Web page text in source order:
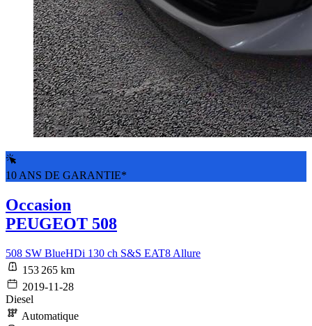
10 ANS DE GARANTIE*
Occasion
PEUGEOT 508
508 SW BlueHDi 130 ch S&S EAT8 Allure
153 265 km
2019-11-28
Diesel
Automatique